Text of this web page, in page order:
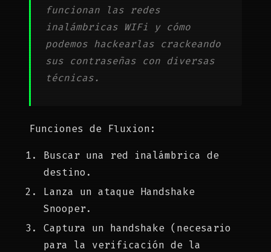
funcionan las redes
inalámbricas WIFi y cómo
podemos hackearlas crackeando
sus contraseñas con diversas
técnicas.
Funciones de Fluxion:
Buscar una red inalámbrica de
destino.
Lanza un ataque Handshake
Snooper.
Captura un handshake (necesario
para la verificación de la